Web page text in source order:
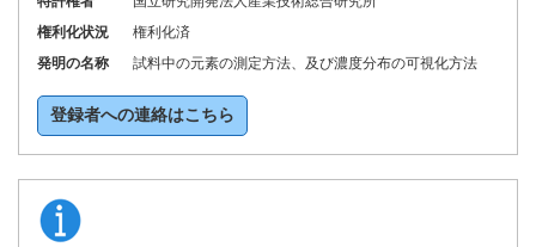
権利化状況
権利化済
発明の名称
試料中の元素の測定方法、及び濃度分布の可視化方法
登録者への連絡はこちら